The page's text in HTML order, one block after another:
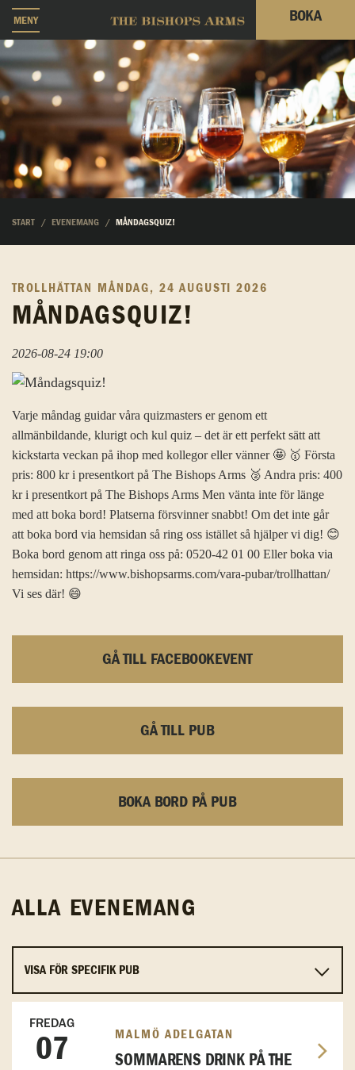
MENY BOKA
START EVENEMANG MÅNDAGSQUIZ!
TROLLHÄTTAN MÅNDAG, 24 AUGUSTI 2026
MÅNDAGSQUIZ!
2026-08-24 19:00
Varje måndag guidar våra quizmasters er genom ett
allmänbildande, klurigt och kul quiz – det är ett perfekt sätt att
kickstarta veckan på ihop med kollegor eller vänner 🤩 🥇 Första
pris: 800 kr i presentkort på The Bishops Arms 🥈 Andra pris: 400
kr i presentkort på The Bishops Arms Men vänta inte för länge
med att boka bord! Platserna försvinner snabbt! Om det inte går
att boka bord via hemsidan så ring oss istället så hjälper vi dig! 😊
Boka bord genom att ringa oss på: 0520-42 01 00 Eller boka via
hemsidan: https://www.bishopsarms.com/vara-pubar/trollhattan/
Vi ses där! 😄
GÅ TILL FACEBOOKEVENT
GÅ TILL PUB
BOKA BORD PÅ PUB
ALLA EVENEMANG
FREDAG
07 MALMÖ ADELGATAN
SOMMARENS DRINK PÅ THE